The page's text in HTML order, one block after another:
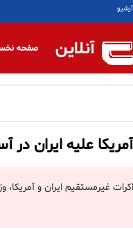
آرشیو
آنلاین صفحه
علیه ایران در
غیرمستقیم ایران و